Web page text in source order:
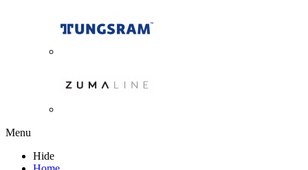
Menu
Hide